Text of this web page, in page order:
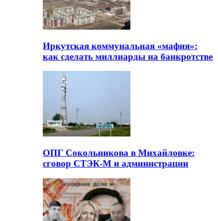
Иркутская коммунальная «мафия»:
как сделать миллиарды на банкротстве
ОПГ Сокольникова в Михайловке:
сговор СТЭК-М и администрации